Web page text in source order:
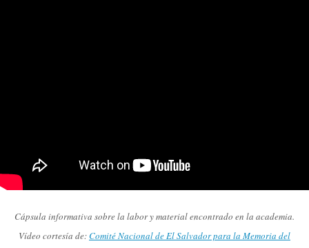
Cápsula informativa sobre la labor y material encontrado en la academia.
Vídeo cortesía de:Comité Nacional de El Salvador para la Memoria del